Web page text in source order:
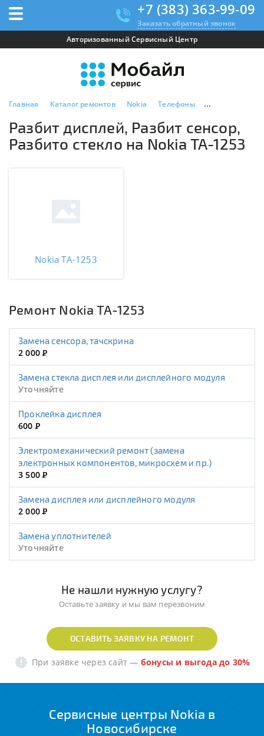
+7 (383) 363-99-09
Заказать обратный звонок
Авторизованный Сервисный Центр
Главная Каталог ремонтов Nokia Телефоны Nokia TA-1253
Разбит дисплей, Разбит сенсор,
Разбито стекло на Nokia TA-1253
Nokia TA-1253
Ремонт Nokia TA-1253
Замена сенсора, тачскрина
2 000Р
Замена стекла дисплея или дисплейного модуля
Уточняйте
Проклейка дисплея
600Р
Электромеханический ремонт (замена
электронных компонентов, микросхем и пр.)
3 500Р
Замена дисплея или дисплейного модуля
2 000Р
Замена уплотнителей
Уточняйте
Не нашли нужную услугу?
Оставьте заявку и мы вам перезвоним
ОСТАВИТЬ ЗАЯВКУ НА РЕМОНТ
При заявке через сайт — бонусы и выгода до 30%
Сервисные центры Nokia в
Новосибирске